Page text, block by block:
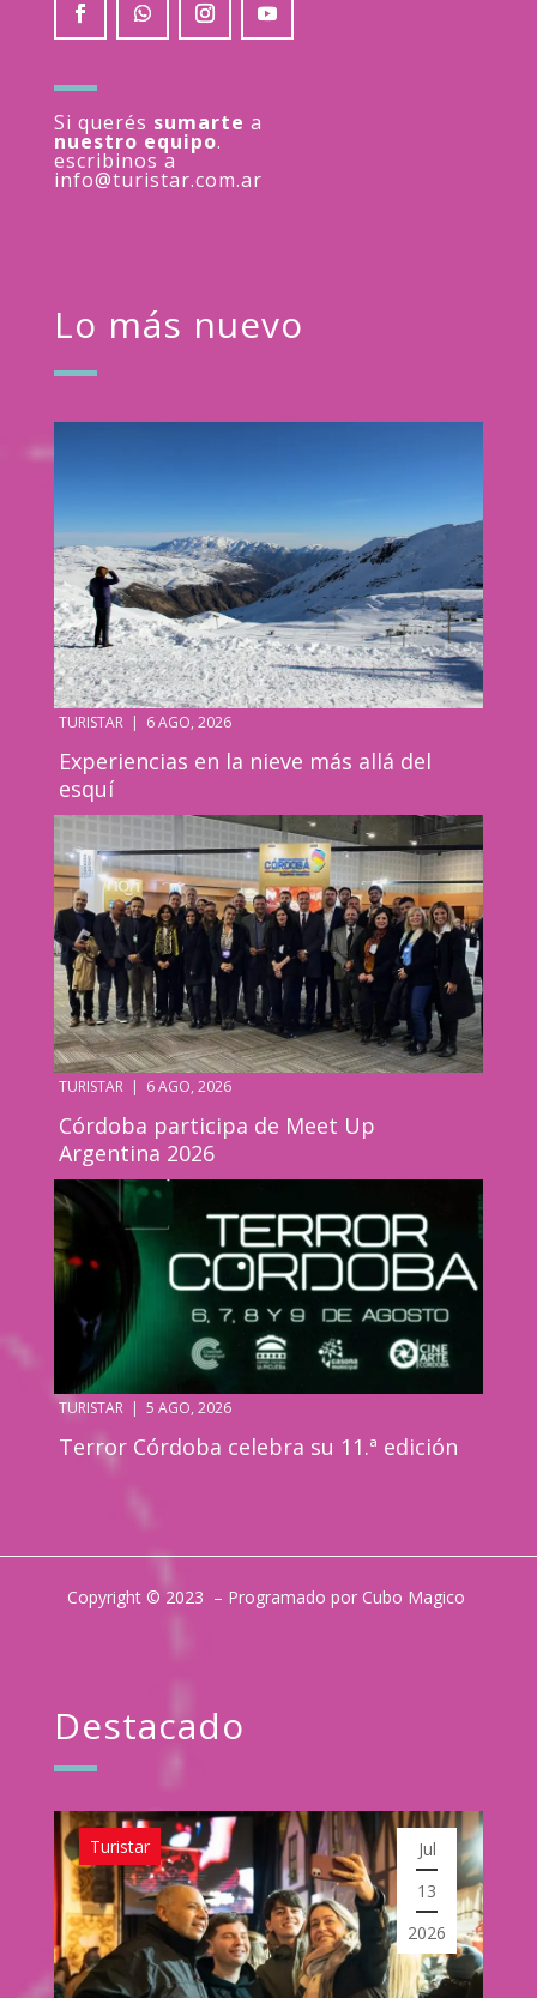
Si querés sumarte a
nuestro equipo.
escribinos a
info@turistar.com.ar
Lo más nuevo
TURISTAR | 6 AGO, 2026
Experiencias en la nieve más allá del
esquí
TURISTAR | 6 AGO, 2026
Córdoba participa de Meet Up
Argentina 2026
TURISTAR | 5 AGO, 2026
Terror Córdoba celebra su 11.ª edición
Copyright © 2023 – Programado por Cubo Magico
Destacado
Turistar
Jul
16
2025